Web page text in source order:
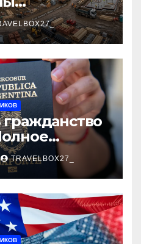
проверка
сценарии
и
TRAVELBOX27_